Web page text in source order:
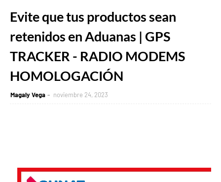
Evite que tus productos sean
retenidos en Aduanas | GPS
TRACKER - RADIO MODEMS
HOMOLOGACIÓN
Magaly Vega noviembre 24, 2023